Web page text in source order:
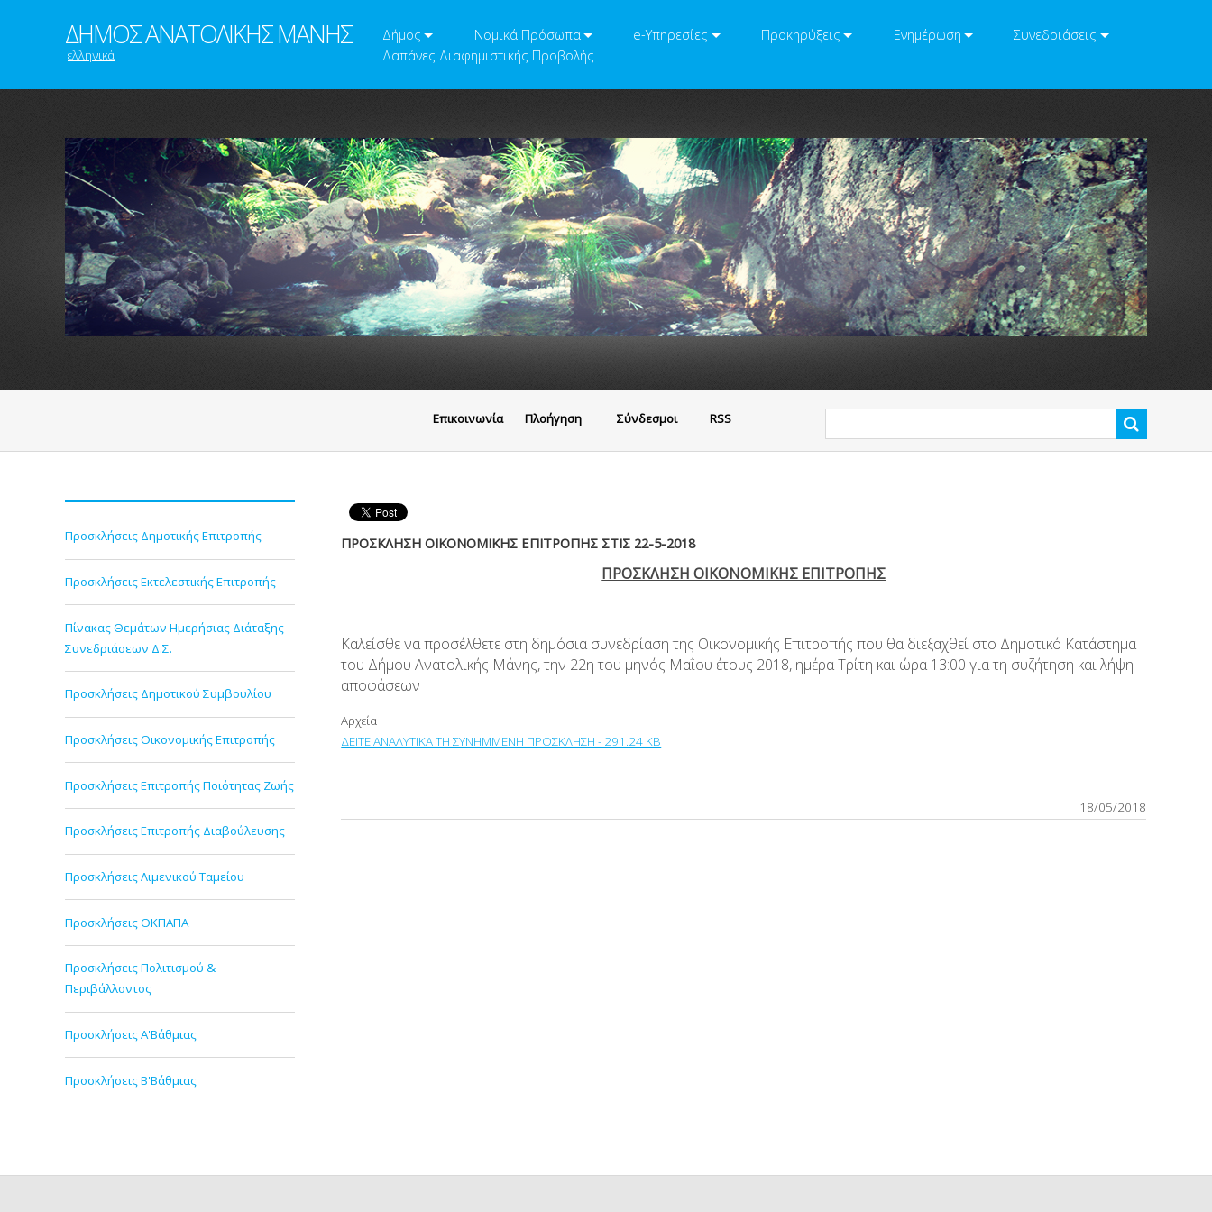
ΔΗΜΟΣ ΑΝΑΤΟΛΙΚΗΣ ΜΑΝΗΣ
ελληνικά
Δήμος Νομικά Πρόσωπα e-Υπηρεσίες Προκηρύξεις Ενημέρωση
Συνεδριάσεις
Δαπάνες Διαφημιστικής Προβολής
Eπικοινωνία Πλοήγηση Σύνδεσμοι RSS
Προσκλήσεις Δημοτικής Επιτροπής
Προσκλήσεις Εκτελεστικής Επιτροπής
Πίνακας Θεμάτων Ημερήσιας Διάταξης
Συνεδριάσεων Δ.Σ.
Προσκλήσεις Δημοτικού Συμβουλίου
Προσκλήσεις Οικονομικής Επιτροπής
Προσκλήσεις Επιτροπής Ποιότητας Ζωής
Προσκλήσεις Επιτροπής Διαβούλευσης
Προσκλήσεις Λιμενικού Ταμείου
Προσκλήσεις ΟΚΠΑΠΑ
Προσκλήσεις Πολιτισμού &
Περιβάλλοντος
Προσκλήσεις Α'Βάθμιας
Προσκλήσεις Β'Βάθμιας
ΠΡΟΣΚΛΗΣΗ ΟΙΚΟΝΟΜΙΚΗΣ ΕΠΙΤΡΟΠΗΣ ΣΤΙΣ 22-5-2018
ΠΡΟΣΚΛΗΣΗ ΟΙΚΟΝΟΜΙΚΗΣ ΕΠΙΤΡΟΠΗΣ
Καλείσθε να προσέλθετε στη δημόσια συνεδρίαση της Οικονομικής Επιτροπής που θα διεξαχθεί στο Δημοτικό Κατάστημα
του Δήμου Ανατολικής Μάνης, την 22η του μηνός Μαΐου έτους 2018, ημέρα Τρίτη και ώρα 13:00 για τη συζήτηση και λήψη
αποφάσεων
Αρχεία
ΔΕΙΤΕ ΑΝΑΛΥΤΙΚΑ ΤΗ ΣΥΝΗΜΜΕΝΗ ΠΡΟΣΚΛΗΣΗ - 291.24 KB
18/05/2018